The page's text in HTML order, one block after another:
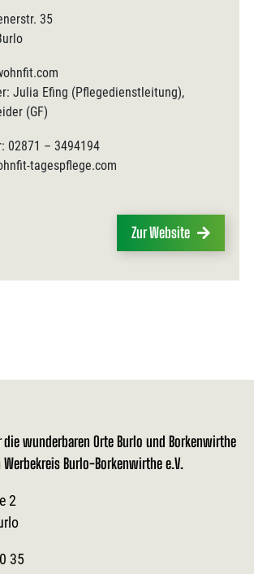
35
Julia Efing (Pflegedienstleitung),
(GF)
02871 – 3494194
tagespflege.com
Zur Website
die wunderbaren Orte Burlo und Borkenwirthe
Burlo-Borkenwirthe e.V.
2
35